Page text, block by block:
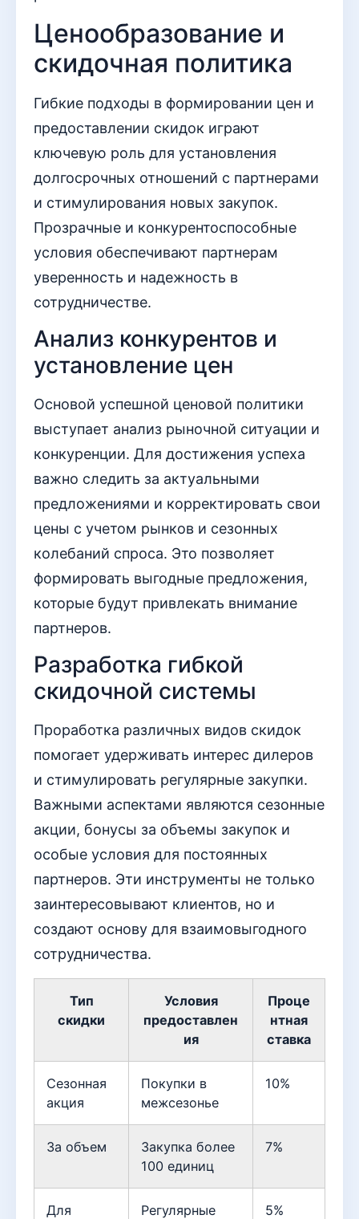
Ценообразование и
скидочная политика
Гибкие подходы в формировании цен и
предоставлении скидок играют
ключевую роль для установления
долгосрочных отношений с партнерами
и стимулирования новых закупок.
Прозрачные и конкурентоспособные
условия обеспечивают партнерам
уверенность и надежность в
сотрудничестве.
Анализ конкурентов и
установление цен
Основой успешной ценовой политики
выступает анализ рыночной ситуации и
конкуренции. Для достижения успеха
важно следить за актуальными
предложениями и корректировать свои
цены с учетом рынков и сезонных
колебаний спроса. Это позволяет
формировать выгодные предложения,
которые будут привлекать внимание
партнеров.
Разработка гибкой
скидочной системы
Проработка различных видов скидок
помогает удерживать интерес дилеров
и стимулировать регулярные закупки.
Важными аспектами являются сезонные
акции, бонусы за объемы закупок и
особые условия для постоянных
партнеров. Эти инструменты не только
заинтересовывают клиентов, но и
создают основу для взаимовыгодного
сотрудничества.
Тип
скидки
Условия
предоставлен
ия
Проце
нтная
ставка
Сезонная
акция
Покупки в
межсезонье
10%
За объем
Закупка более
100 единиц
7%
Для Регулярные 5%